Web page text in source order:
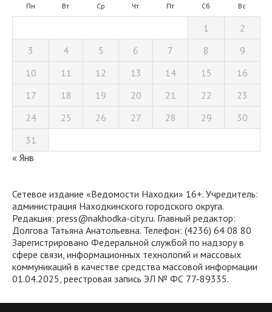
Пн Вт Ср Чт Пт Сб Вс
1
2
3
4 5 6 7 8
9
10
11 12 13 14 15
16
17
18 19 20 21 22
23
24
25 26 27 28 29
30
31
« Янв
Сетевое издание «Ведомости Находки» 16+. Учредитель:
администрация Находкинского городского округа.
Редакция: press@nakhodka-city.ru. Главный редактор:
Долгова Татьяна Анатольевна. Телефон: (4236) 64 08 80
Зарегистрировано Федеральной службой по надзору в
сфере связи, информационных технологий и массовых
коммуникаций в качестве средства массовой информации
01.04.2025, реестровая запись ЭЛ № ФС 77-89335.